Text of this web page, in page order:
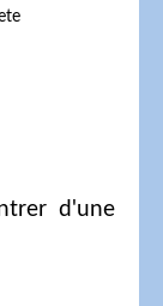
d'une